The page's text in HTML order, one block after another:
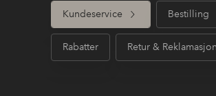
Kundeservice Bestilling
Rabatter Retur & Reklamasjon